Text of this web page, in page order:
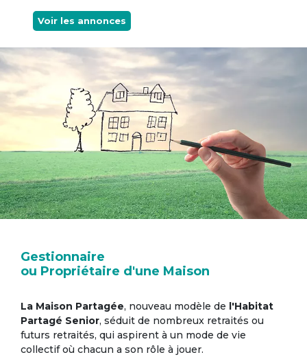
Voir les annonces
Gestionnaire
ou Propriétaire d'une Maison
La Maison Partagée, nouveau modèle de l'Habitat
Partagé Senior, séduit de nombreux retraités ou
futurs retraités, qui aspirent à un mode de vie
collectif où chacun a son rôle à jouer.